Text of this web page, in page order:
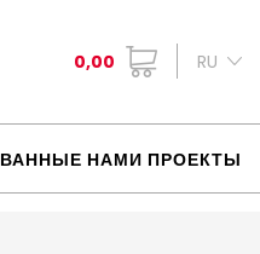
0,00 RU
НАМИ ПРОЕКТЫ